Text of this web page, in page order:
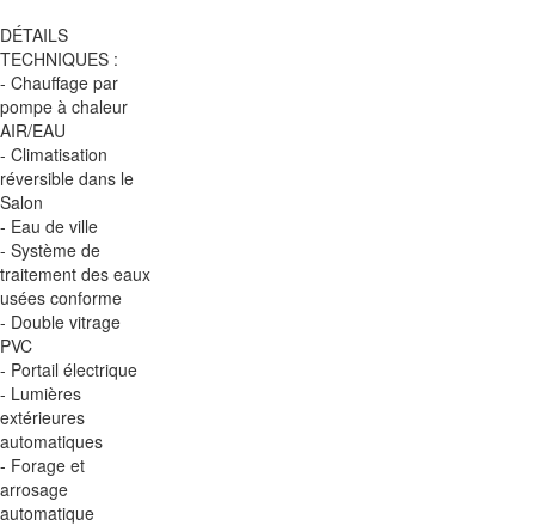
DÉTAILS
TECHNIQUES :
- Chauffage par
pompe à chaleur
AIR/EAU
- Climatisation
réversible dans le
Salon
- Eau de ville
- Système de
traitement des eaux
usées conforme
- Double vitrage
PVC
- Portail électrique
- Lumières
extérieures
automatiques
- Forage et
arrosage
automatique